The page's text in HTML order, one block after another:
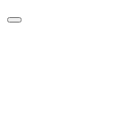
Skip